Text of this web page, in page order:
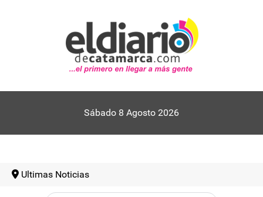
Sábado 8 Agosto 2026
Ultimas Noticias